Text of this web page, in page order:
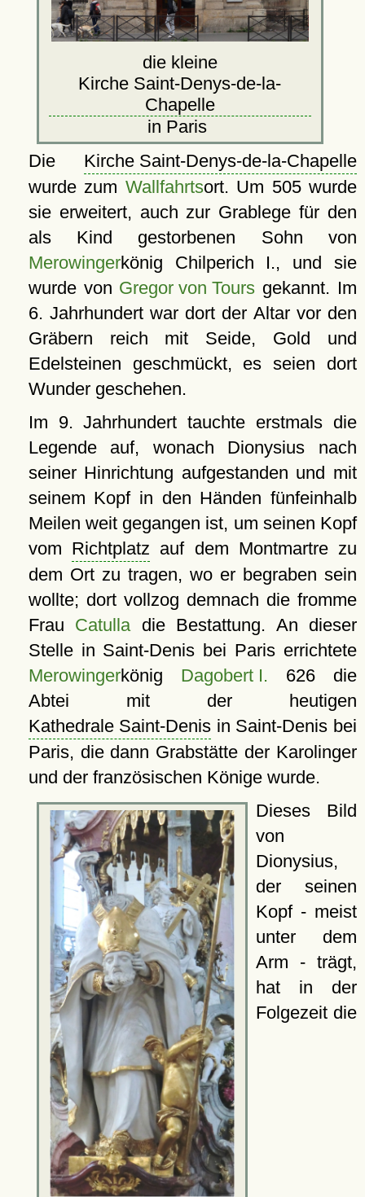
die kleine
Kirche Saint-Denys-de-la-
Chapelle
in Paris
Die Kirche Saint-Denys-de-la-Chapelle
wurde zum Wallfahrtsort. Um 505 wurde
sie erweitert, auch zur Grablege für den
als Kind gestorbenen Sohn von
Merowingerkönig Chilperich I., und sie
wurde von Gregor von Tours gekannt. Im
6. Jahrhundert war dort der Altar vor den
Gräbern reich mit Seide, Gold und
Edelsteinen geschmückt, es seien dort
Wunder geschehen.
Im 9. Jahrhundert tauchte erstmals die
Legende auf, wonach Dionysius nach
seiner Hinrichtung aufgestanden und mit
seinem Kopf in den Händen fünfeinhalb
Meilen weit gegangen ist, um seinen Kopf
vom Richtplatz auf dem Montmartre zu
dem Ort zu tragen, wo er begraben sein
wollte; dort vollzog demnach die fromme
Frau Catulla die Bestattung. An dieser
Stelle in Saint-Denis bei Paris errichtete
Merowingerkönig Dagobert I. 626 die
Abtei mit der heutigen
Kathedrale Saint-Denisin Saint-Denis bei
Paris, die dann Grabstätte der Karolinger
und der französischen Könige wurde.
Dieses Bild
von
Dionysius,
der seinen
Kopf - meist
unter dem
Arm - trägt,
hat in der
Folgezeit die